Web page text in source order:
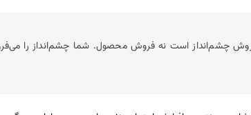
چشم‌انداز است نه فروش محصول. شما چشم‌انداز را